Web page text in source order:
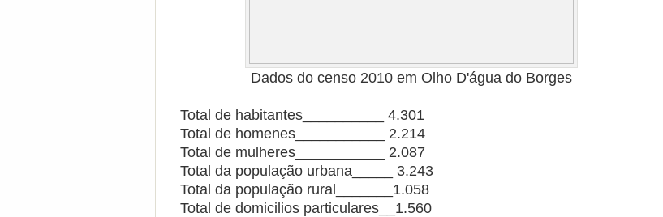
Dados do censo 2010 em Olho D'água do Borges
Total de habitantes__________ 4.301
Total de homenes___________ 2.214
Total de mulheres___________ 2.087
Total da população urbana_____ 3.243
Total da população rural_______1.058
Total de domicilios particulares__1.560